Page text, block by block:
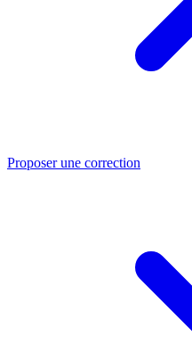
Proposer une correction